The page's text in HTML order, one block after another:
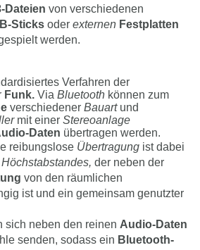
Dateien von verschiedenen
Sticks oder externen Festplatten
werden.
Verfahren der
Funk. Via Bluetooth können zum
verschiedener Bauartund
mit einer Stereoanlage
Daten übertragen werden.
reibungslose Übertragung ist dabei
Höchstabstandes, der neben der
von den räumlichen
ist und ein gemeinsam genutzter
sich neben den reinen Audio-Daten
senden, sodass ein Bluetooth-